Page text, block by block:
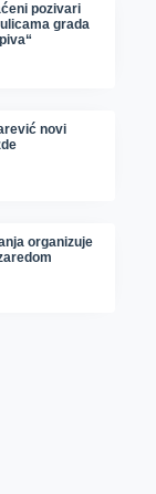
pozivari
grada
novi
organizuje